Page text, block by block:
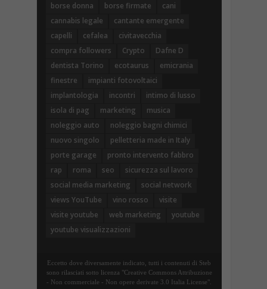
borse donna
borse firmate
cani
cannabis legale
cantante emergente
capelli
cefalea
civitavecchia
compra followers
Crypto
Dafne D
dentista Torino
ecotaurus
emicrania
finestre
impianti fotovoltaici
implantologia
incontri
intimo di lusso
isola di pag
marketing
musica
noleggio auto
noleggio bagni chimici
nuovo singolo
pelletteria made in Italy
porte garage
pronto intervento fabbro
rap
roma seo
sicurezza sul lavoro
social media marketing
social network
views YouTube
vino rosso
visite
visite youtube
web marketing
youtube
youtube visualizzazioni
Eccetto dove diversamente indicato, tutti i contenuti di Steb
sono rilasciati sotto licenza "Creative Commons Attribuzione
- Non commerciale - Non opere derivate 3.0 Italia License".